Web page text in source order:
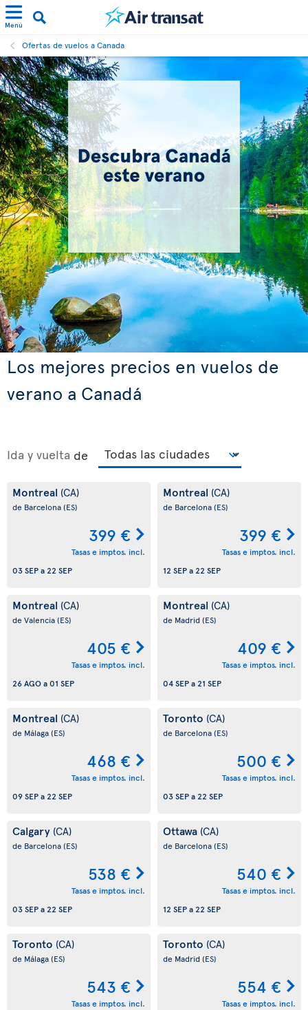
Menú
Ofertas de vuelos a Canada
Los mejores precios en vuelos de
verano a Canadá
Ida y vuelta de
Montreal (CA)
de Barcelona(ES)
399 €
Tasas e imptos. incl.
03 SEPa22 SEP
Montreal (CA)
de Barcelona(ES)
399 €
Tasas e imptos. incl.
12 SEPa22 SEP
Montreal (CA)
de Valencia(ES)
405 €
Tasas e imptos. incl.
26 AGOa01 SEP
Montreal (CA)
de Madrid(ES)
409 €
Tasas e imptos. incl.
04 SEPa21 SEP
Montreal (CA)
de Málaga(ES)
468 €
Tasas e imptos. incl.
09 SEPa22 SEP
Toronto (CA)
de Barcelona(ES)
500 €
Tasas e imptos. incl.
03 SEPa22 SEP
Calgary (CA)
de Barcelona(ES)
538 €
Tasas e imptos. incl.
03 SEPa22 SEP
Ottawa (CA)
de Barcelona(ES)
540 €
Tasas e imptos. incl.
12 SEPa22 SEP
Toronto (CA)
de Málaga(ES)
543 €
Tasas e imptos. incl.
Toronto (CA)
de Madrid(ES)
554 €
Tasas e imptos. incl.